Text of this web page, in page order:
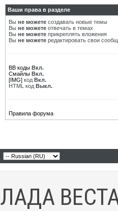
Ваши права в разделе
Вы не можете создавать новые темы
Вы не можете отвечать в темах
Вы не можете прикреплять вложения
Вы не можете редактировать свои
BB коды Вкл.
Смайлы Вкл.
[IMG] код Вкл.
HTML код Выкл.
Правила форума
ЛАДА ВЕСТА